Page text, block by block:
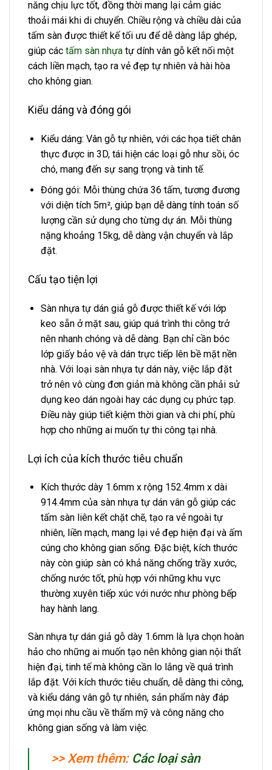
năng chịu lực tốt, đồng thời mang lại cảm giác
thoải mái khi di chuyển. Chiều rộng và chiều dài của
tấm sàn được thiết kế tối ưu để dễ dàng lắp ghép,
giúp các tấm sàn nhựa tự dính vân gỗ kết nối một
cách liền mạch, tạo ra vẻ đẹp tự nhiên và hài hòa
cho không gian.
Kiểu dáng và đóng gói
Kiểu dáng: Vân gỗ tự nhiên, với các họa tiết chân
thực được in 3D, tái hiện các loại gỗ như sồi, óc
chó, mang đến sự sang trọng và tinh tế.
Đóng gói: Mỗi thùng chứa 36 tấm, tương đương
với diện tích 5m², giúp bạn dễ dàng tính toán số
lượng cần sử dụng cho từng dự án. Mỗi thùng
nặng khoảng 15kg, dễ dàng vận chuyển và lắp
đặt.
Cấu tạo tiện lợi
Sàn nhựa tự dán giả gỗ được thiết kế với lớp
keo sẵn ở mặt sau, giúp quá trình thi công trở
nên nhanh chóng và dễ dàng. Bạn chỉ cần bóc
lớp giấy bảo vệ và dán trực tiếp lên bề mặt nền
nhà. Với loại sàn nhựa tự dán này, việc lắp đặt
trở nên vô cùng đơn giản mà không cần phải sử
dụng keo dán ngoài hay các dụng cụ phức tạp.
Điều này giúp tiết kiệm thời gian và chi phí, phù
hợp cho những ai muốn tự thi công tại nhà.
Lợi ích của kích thước tiêu chuẩn
Kích thước dày 1.6mm x rộng 152.4mm x dài
914.4mm của sàn nhựa tự dán vân gỗ giúp các
tấm sàn liên kết chặt chẽ, tạo ra vẻ ngoài tự
nhiên, liền mạch, mang lại vẻ đẹp hiện đại và ấm
cúng cho không gian sống. Đặc biệt, kích thước
này còn giúp sàn có khả năng chống trầy xước,
chống nước tốt, phù hợp với những khu vực
thường xuyên tiếp xúc với nước như phòng bếp
hay hành lang.
Sàn nhựa tự dán giả gỗ dày 1.6mm là lựa chọn hoàn
hảo cho những ai muốn tạo nên không gian nội thất
hiện đại, tinh tế mà không cần lo lắng về quá trình
lắp đặt. Với kích thước tiêu chuẩn, dễ dàng thi công,
và kiểu dáng vân gỗ tự nhiên, sản phẩm này đáp
ứng mọi nhu cầu về thẩm mỹ và công năng cho
không gian sống và làm việc.
>> Xem thêm: Các loại sàn